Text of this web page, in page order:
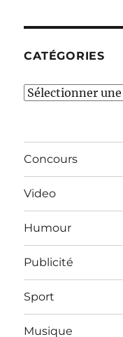
CATÉGORIES
Catégories
Concours
Video
Humour
Publicité
Sport
Musique